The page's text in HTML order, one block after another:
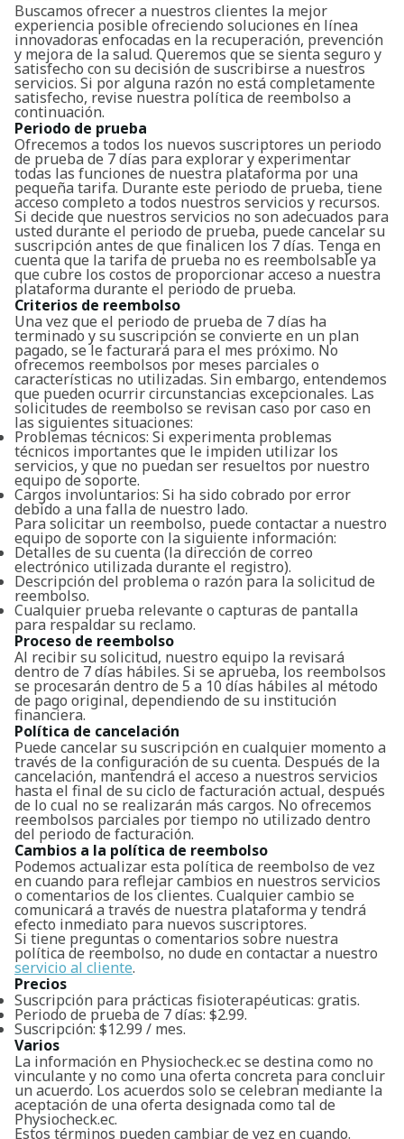
Buscar
Buscamos ofrecer a nuestros clientes la mejor
experiencia posible ofreciendo soluciones en línea
innovadoras enfocadas en la recuperación, prevención
y mejora de la salud. Queremos que se sienta seguro y
satisfecho con su decisión de suscribirse a nuestros
servicios. Si por alguna razón no está completamente
satisfecho, revise nuestra política de reembolso a
continuación.
Periodo de prueba
Ofrecemos a todos los nuevos suscriptores un periodo
de prueba de 7 días para explorar y experimentar
todas las funciones de nuestra plataforma por una
pequeña tarifa. Durante este periodo de prueba, tiene
acceso completo a todos nuestros servicios y recursos.
Si decide que nuestros servicios no son adecuados para
usted durante el periodo de prueba, puede cancelar su
suscripción antes de que finalicen los 7 días. Tenga en
cuenta que la tarifa de prueba no es reembolsable ya
que cubre los costos de proporcionar acceso a nuestra
plataforma durante el periodo de prueba.
Criterios de reembolso
Una vez que el periodo de prueba de 7 días ha
terminado y su suscripción se convierte en un plan
pagado, se le facturará para el mes próximo. No
ofrecemos reembolsos por meses parciales o
características no utilizadas. Sin embargo, entendemos
que pueden ocurrir circunstancias excepcionales. Las
solicitudes de reembolso se revisan caso por caso en
las siguientes situaciones:
Problemas técnicos: Si experimenta problemas
técnicos importantes que le impiden utilizar los
servicios, y que no puedan ser resueltos por nuestro
equipo de soporte.
Cargos involuntarios: Si ha sido cobrado por error
debido a una falla de nuestro lado.
Para solicitar un reembolso, puede contactar a nuestro
equipo de soporte con la siguiente información:
Detalles de su cuenta (la dirección de correo
electrónico utilizada durante el registro).
Descripción del problema o razón para la solicitud de
reembolso.
Cualquier prueba relevante o capturas de pantalla
para respaldar su reclamo.
Proceso de reembolso
Al recibir su solicitud, nuestro equipo la revisará
dentro de 7 días hábiles. Si se aprueba, los reembolsos
se procesarán dentro de 5 a 10 días hábiles al método
de pago original, dependiendo de su institución
financiera.
Política de cancelación
Puede cancelar su suscripción en cualquier momento a
través de la configuración de su cuenta. Después de la
cancelación, mantendrá el acceso a nuestros servicios
hasta el final de su ciclo de facturación actual, después
de lo cual no se realizarán más cargos. No ofrecemos
reembolsos parciales por tiempo no utilizado dentro
del periodo de facturación.
Cambios a la política de reembolso
Podemos actualizar esta política de reembolso de vez
en cuando para reflejar cambios en nuestros servicios
o comentarios de los clientes. Cualquier cambio se
comunicará a través de nuestra plataforma y tendrá
efecto inmediato para nuevos suscriptores.
Si tiene preguntas o comentarios sobre nuestra
política de reembolso, no dude en contactar a nuestro
servicio al cliente.
Precios
Suscripción para prácticas fisioterapéuticas: gratis.
Periodo de prueba de 7 días: $2.99.
Suscripción: $12.99 / mes.
Varios
La información en Physiocheck.ec se destina como no
vinculante y no como una oferta concreta para concluir
un acuerdo. Los acuerdos solo se celebran mediante la
aceptación de una oferta designada como tal de
Physiocheck.ec.
Estos términos pueden cambiar de vez en cuando.